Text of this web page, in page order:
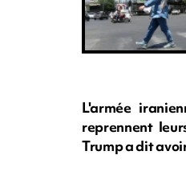
L'armée
reprennent
Trump a dit